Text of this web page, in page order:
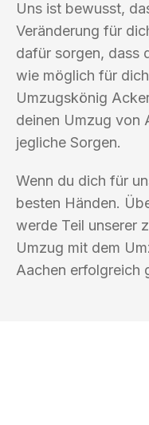
Uns ist bewusst,
Veränderung für
dafür sorgen, dass
wie möglich für
Umzugskönig
deinen Umzug von
jegliche Sorgen.
Wenn du dich für
besten Händen.
werde Teil unserer
Umzug mit dem
Aachen erfolgreich